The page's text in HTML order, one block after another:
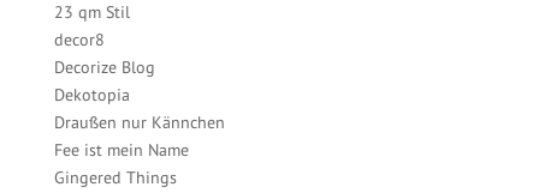
23 qm Stil
decor8
Decorize Blog
Dekotopia
Draußen nur Kännchen
Fee ist mein Name
Gingered Things